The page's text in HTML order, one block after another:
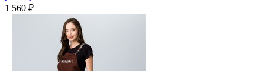
1 560 ₽